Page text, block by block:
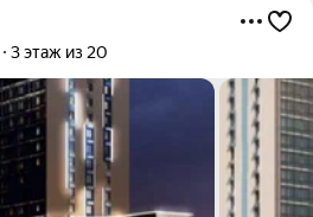
3 этаж из 20